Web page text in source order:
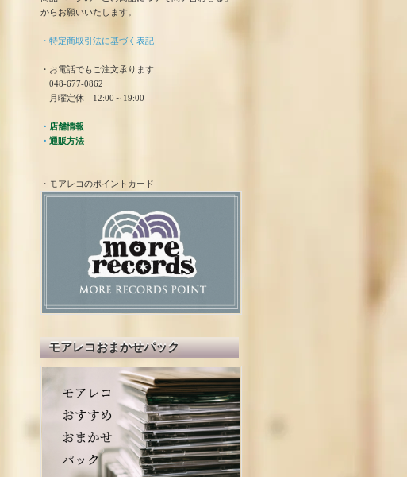
からお願いいたします。
・特定商取引法に基づく表記
・お電話でもご注文承ります
048-677-0862
月曜定休 12:00～19:00
・ 店舗情報
・ 通販方法
・モアレコのポイントカード
モアレコおまかせパック